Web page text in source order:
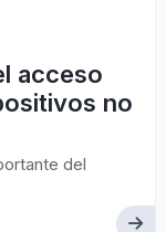
acceso
no
del